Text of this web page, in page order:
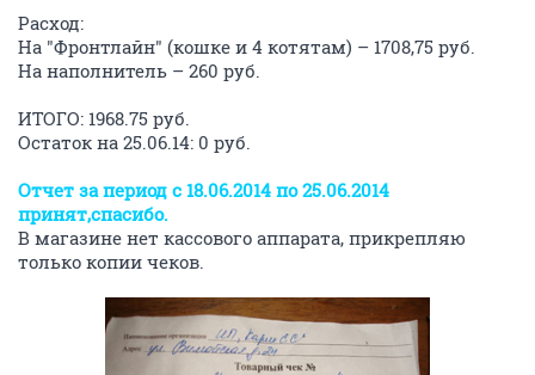
Расход:
На "Фронтлайн" (кошке и 4 котятам) – 1708,75 руб.
На наполнитель – 260 руб.
ИТОГО: 1968.75 руб.
Остаток на 25.06.14: 0 руб.
Отчет за период с 18.06.2014 по 25.06.2014
принят,спасибо.
В магазине нет кассового аппарата, прикрепляю
только копии чеков.